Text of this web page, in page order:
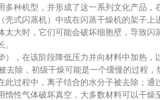
种机型，并形成了这一系列文化产品
闪蒸机）中或在闪蒸干燥机的架子上
大时，它们可能会破坏细胞壁，导致
在该阶段降低压力并向材料中加热，
除，初级干燥可能是一个缓慢的过程，
程中，离子结合的水分子被去除；通
性气体破坏真空，大多数材料可以干燥